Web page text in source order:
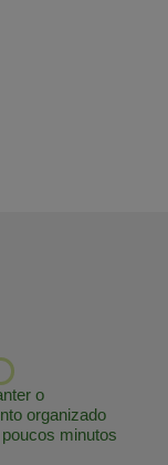
o
organizado
minutos